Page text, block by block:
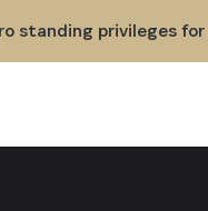
standing privileges